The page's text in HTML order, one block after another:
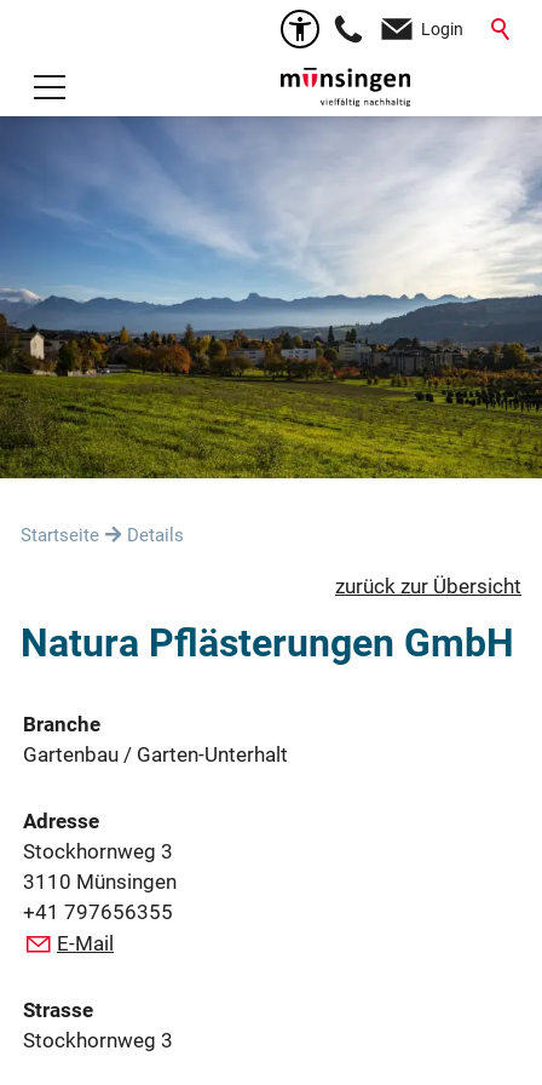
Login
Startseite Details
zurück zur Übersicht
Natura Pflästerungen GmbH
Branche
Gartenbau / Garten-Unterhalt
Adresse
Stockhornweg 3
3110 Münsingen
+41 797656355
E-Mail
Strasse
Stockhornweg 3